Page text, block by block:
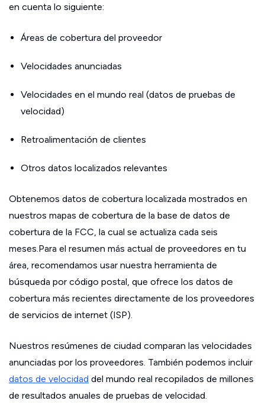
en cuenta lo siguiente:
Áreas de cobertura del proveedor
Velocidades anunciadas
Velocidades en el mundo real (datos de pruebas de
velocidad)
Retroalimentación de clientes
Otros datos localizados relevantes
Obtenemos datos de cobertura localizada mostrados en
nuestros mapas de cobertura de la base de datos de
cobertura de la FCC, la cual se actualiza cada seis
meses.Para el resumen más actual de proveedores en tu
área, recomendamos usar nuestra herramienta de
búsqueda por código postal, que ofrece los datos de
cobertura más recientes directamente de los proveedores
de servicios de internet (ISP).
Nuestros resúmenes de ciudad comparan las velocidades
anunciadas por los proveedores. También podemos incluir
datos de velocidad del mundo real recopilados de millones
de resultados anuales de pruebas de velocidad.